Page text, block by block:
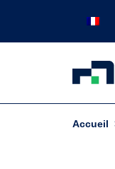
Accueil